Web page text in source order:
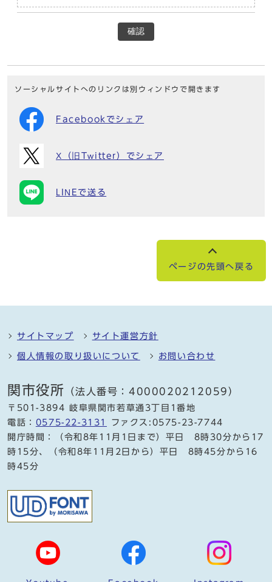
確認
ソーシャルサイトへのリンクは別ウィンドウで開きます
Facebookでシェア
X（旧Twitter）でシェア
LINEで送る
ページの先頭へ戻る
サイトマップ サイト運営方針
個人情報の取り扱いについて お問い合わせ
関市役所 （法人番号：4000020212059）
〒501-3894 岐阜県関市若草通3丁目1番地
電話： 0575-22-3131
ファクス:0575-23-7744
開庁時間：（令和8年11月1日まで）平日 8時30分から17
時15分、（令和8年11月2日から）平日 8時45分から16
時45分